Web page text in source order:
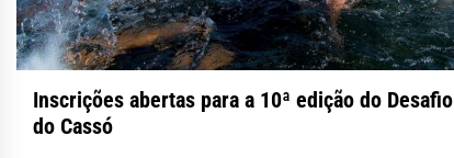
Inscrições abertas para a 10ª edição do Desafio
do Cassó